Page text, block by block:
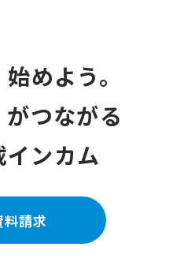
めよう。
がつながる
ンカム
料請求